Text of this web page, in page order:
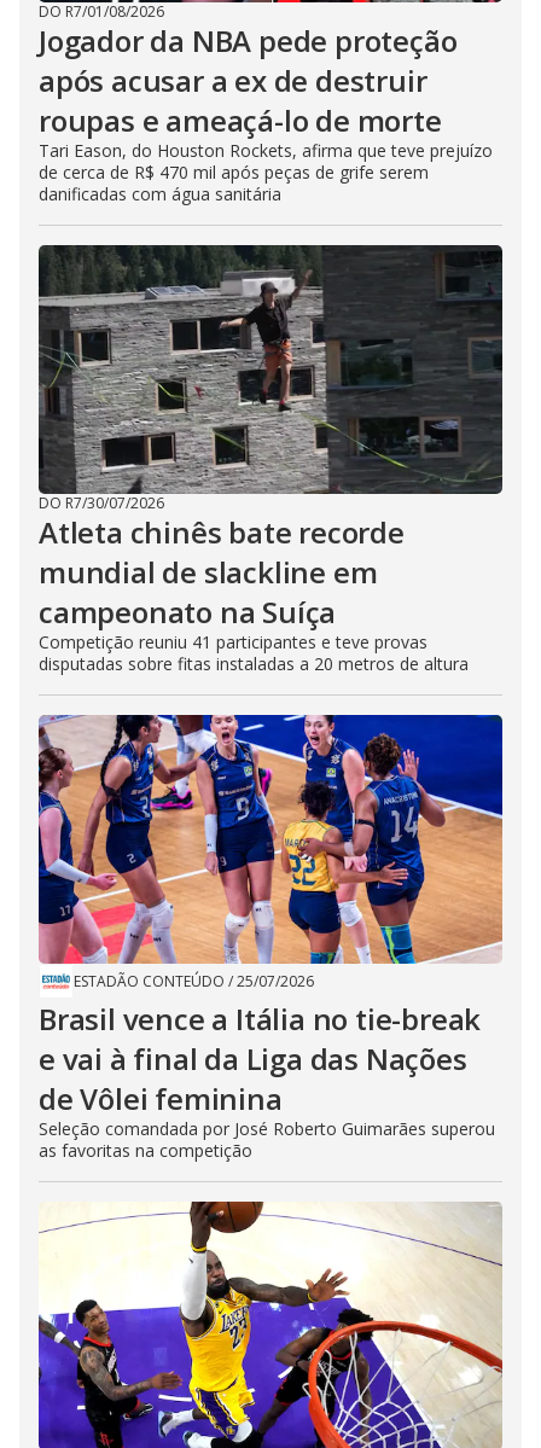
DO R7/01/08/2026
Jogador da NBA pede proteção
após acusar a ex de destruir
roupas e ameaçá-lo de morte
Tari Eason, do Houston Rockets, afirma que teve prejuízo
de cerca de R$ 470 mil após peças de grife serem
danificadas com água sanitária
DO R7/30/07/2026
Atleta chinês bate recorde
mundial de slackline em
campeonato na Suíça
Competição reuniu 41 participantes e teve provas
disputadas sobre fitas instaladas a 20 metros de altura
ESTADÃO CONTEÚDO /25/07/2026
Brasil vence a Itália no tie-break
e vai à final da Liga das Nações
de Vôlei feminina
Seleção comandada por José Roberto Guimarães superou
as favoritas na competição